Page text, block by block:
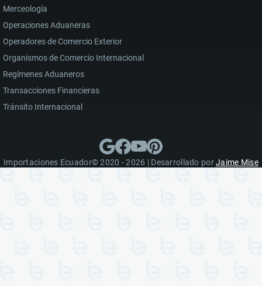
Merceología
Operaciones Aduaneras
Operadores de Comercio Exterior
Organismos de Comercio Internacional
Regímenes Aduaneros
Transacciones Financieras
Tránsito Internacional
Importaciones Ecuador© 2020 - 2026 | Desarrollado porJaime Mise